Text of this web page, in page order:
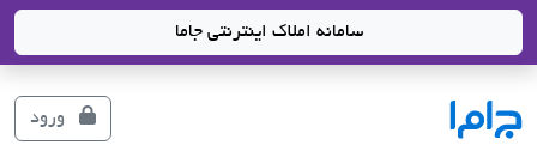
سامانه املاک اینترنتی جاما
- سامانه جامع املاک و مشاورین املاک ورود